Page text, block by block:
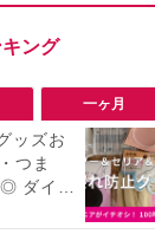
一ヶ月
ッズお
つま
ダイソ
ゥ